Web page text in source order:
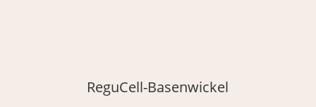
ReguCell-Basenwickel